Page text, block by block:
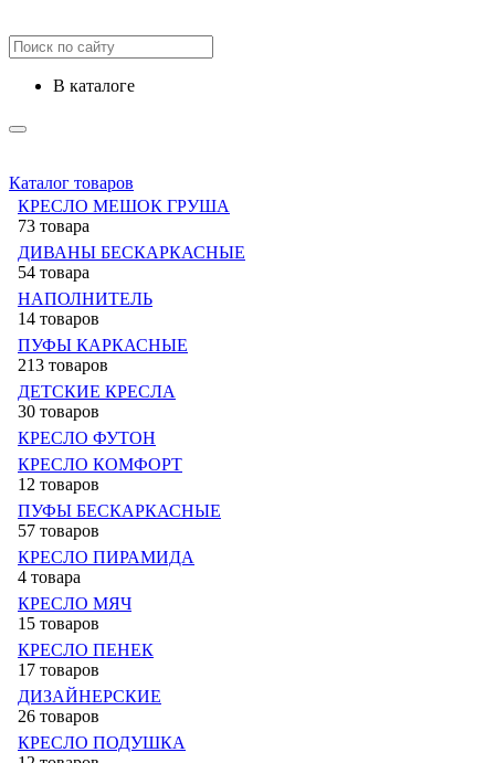
в каталоге
Каталог товаров
КРЕСЛО МЕШОК ГРУША
73 товара
ДИВАНЫ БЕСКАРКАСНЫЕ
54 товара
НАПОЛНИТЕЛЬ
14 товаров
ПУФЫ КАРКАСНЫЕ
213 товаров
ДЕТСКИЕ КРЕСЛА
30 товаров
КРЕСЛО ФУТОН
КРЕСЛО КОМФОРТ
12 товаров
ПУФЫ БЕСКАРКАСНЫЕ
57 товаров
КРЕСЛО ПИРАМИДА
4 товара
КРЕСЛО МЯЧ
15 товаров
КРЕСЛО ПЕНЕК
17 товаров
ДИЗАЙНЕРСКИЕ
26 товаров
КРЕСЛО ПОДУШКА